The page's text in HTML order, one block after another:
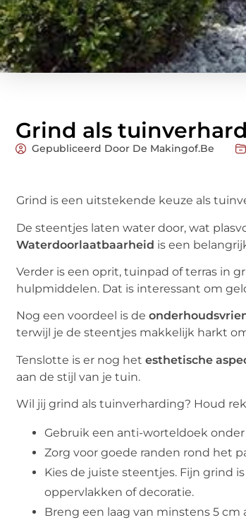
Grind als
Gepubliceerd Door De Makingof.be
Grind is een uitstekende keuze als
De steentjes laten water door, wat
Waterdoorlaatbaarheid is een
Verder is een oprit, tuinpad of terras in
hulpmiddelen. Dat is interessant om
Nog een voordeel is de
terwijl je de steentjes makkelijk harkt
Tenslotte is er nog het esthetische
aan de stijl van je tuin.
Wil jij grind als tuinverharding? Houd
Gebruik een anti-worteldoek
Zorg voor goede randen rond het
Kies de juiste steentjes. Fijn grind
oppervlakken of decoratie.
Breng een laag van minstens 5